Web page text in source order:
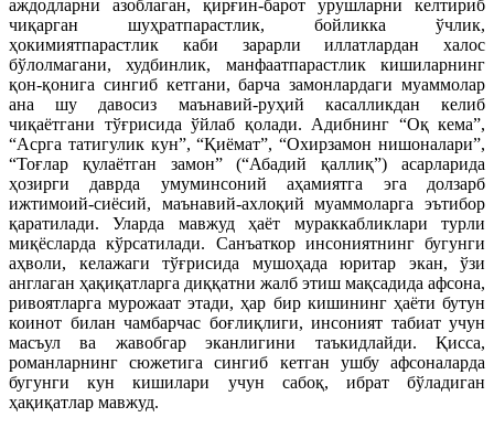
аждодларни азоблаган, қирғин-барот урушларни келтириб
чиқарган шуҳратпарастлик, бойликка ўчлик,
ҳокимиятпарастлик каби зарарли иллатлардан халос
бўлолмагани, худбинлик, манфаатпарастлик кишиларнинг
қон-қонига сингиб кетгани, барча замонлардаги муаммолар
ана шу давосиз маънавий-руҳий касалликдан келиб
чиқаётгани тўғрисида ўйлаб қолади. Адибнинг “Оқ кема”,
“Асрга татигулик кун”, “Қиёмат”, “Охирзамон нишоналари”,
“Тоғлар қулаётган замон” (“Абадий қаллиқ”) асарларида
ҳозирги даврда умуминсоний аҳамиятга эга долзарб
ижтимоий-сиёсий, маънавий-ахлоқий муаммоларга эътибор
қаратилади. Уларда мавжуд ҳаёт мураккабликлари турли
миқёсларда кўрсатилади. Санъаткор инсониятнинг бугунги
аҳволи, келажаги тўғрисида мушоҳада юритар экан, ўзи
англаган ҳақиқатларга диққатни жалб этиш мақсадида афсона,
ривоятларга мурожаат этади, ҳар бир кишининг ҳаёти бутун
коинот билан чамбарчас боғлиқлиги, инсоният табиат учун
масъул ва жавобгар эканлигини таъкидлайди. Қисса,
романларнинг сюжетига сингиб кетган ушбу афсоналарда
бугунги кун кишилари учун сабоқ, ибрат бўладиган
ҳақиқатлар мавжуд.